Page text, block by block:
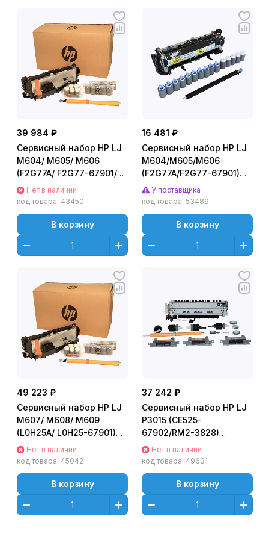
39 984 ₽
Сервисный набор HP LJ
M604/ M605/ M606
(F2G77A/ F2G77-67901/
RM2-6342/ E6B67-67902)
Maintenance Kit
Нет в наличии
код товара: 43450
В корзину
16 481 ₽
Сервисный набор HP LJ
M604/M605/M606
(F2G77A/F2G77-67901)
Maintenance Kit CET
У поставщика
код товара: 53489
В корзину
49 223 ₽
Сервисный набор HP LJ
M607/ M608/ M609
(L0H25A/ L0H25-67901)
Maintenance Kit
Нет в наличии
код товара: 45042
В корзину
37 242 ₽
Сервисный набор HP LJ
P3015 (CE525-
67902/RM2-3828)
Maintenance kit
Нет в наличии
код товара: 49631
В корзину